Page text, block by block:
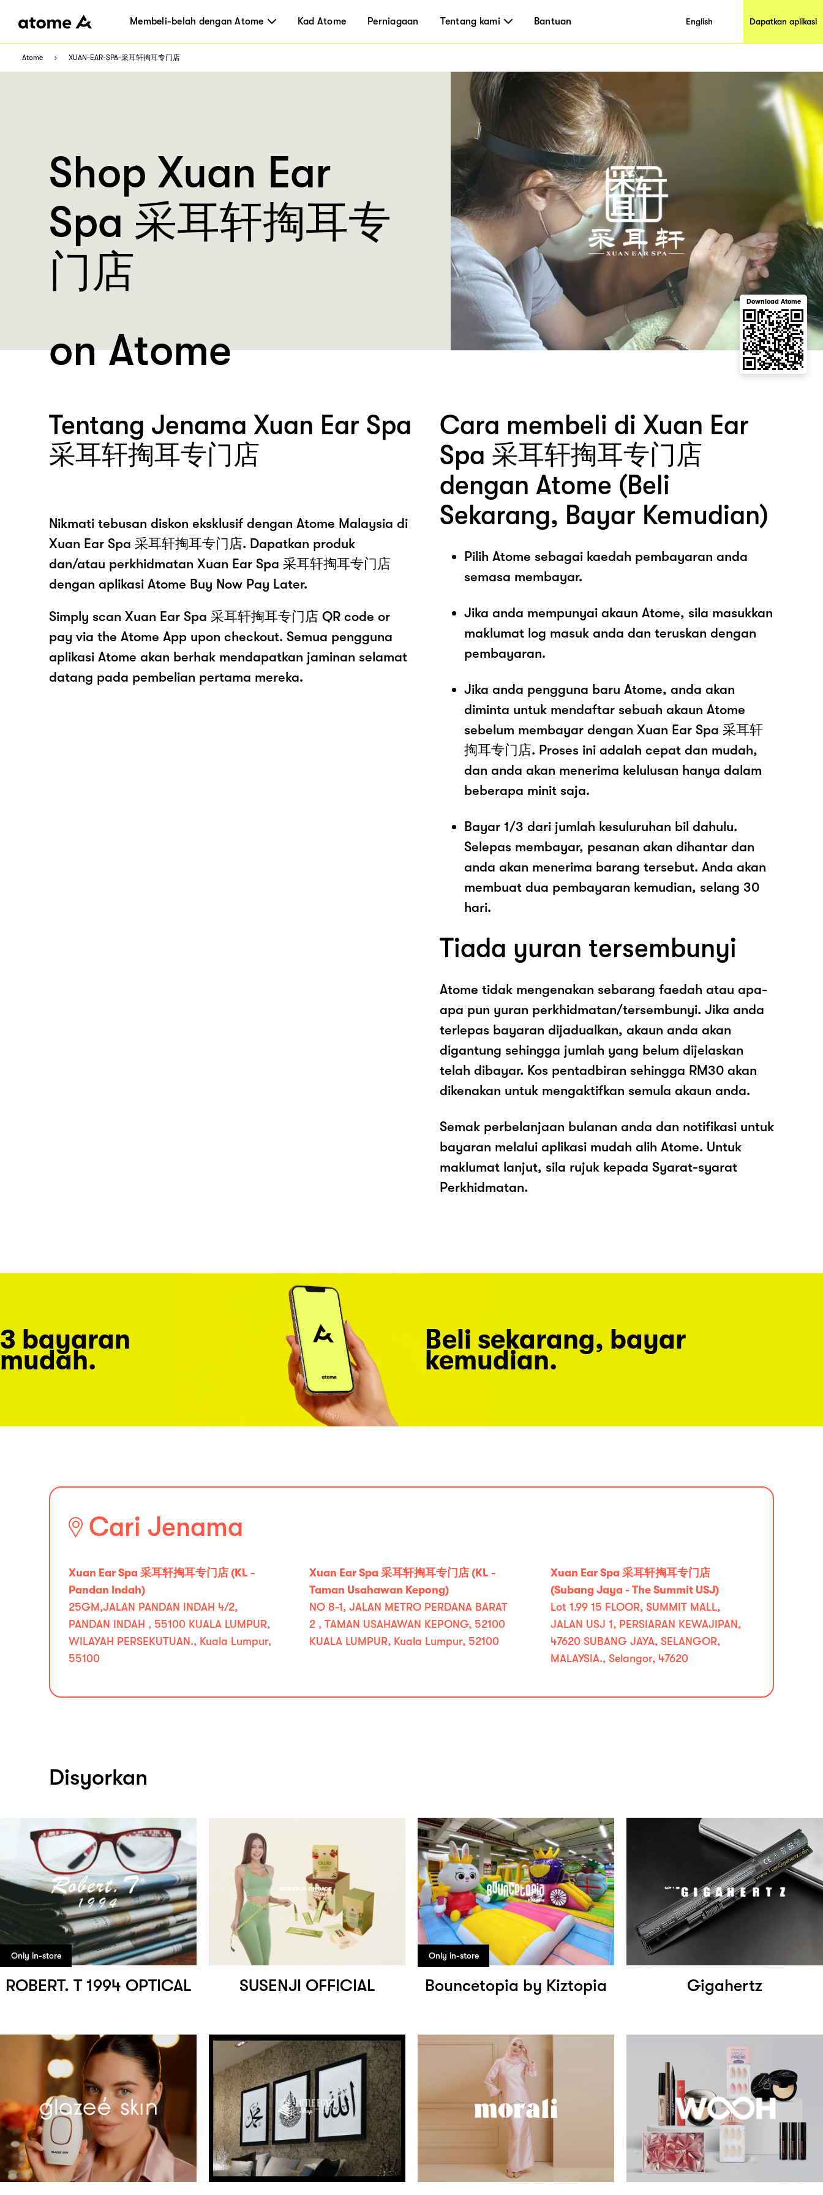
Membeli-belah dengan Atome Kad Atome Perniagaan Tentang kami Bantuan English Dapatkan aplikasi
Atome XUAN-EAR-SPA-采耳轩掏耳专门店
Shop Xuan Ear
Spa 采耳轩掏耳专
门店
on Atome
Download Atome
Tentang Jenama Xuan Ear Spa
采耳轩掏耳专门店
Nikmati tebusan diskon eksklusif dengan Atome Malaysia di
Xuan Ear Spa 采耳轩掏耳专门店. Dapatkan produk
dan/atau perkhidmatan Xuan Ear Spa 采耳轩掏耳专门店
dengan aplikasi Atome Buy Now Pay Later.
Simply scan Xuan Ear Spa 采耳轩掏耳专门店 QR code or
pay via the Atome App upon checkout. Semua pengguna
aplikasi Atome akan berhak mendapatkan jaminan selamat
datang pada pembelian pertama mereka.
Cara membeli di Xuan Ear
Spa 采耳轩掏耳专门店
dengan Atome (Beli
Sekarang, Bayar Kemudian)
Pilih Atome sebagai kaedah pembayaran anda
semasa membayar.
Jika anda mempunyai akaun Atome, sila masukkan
maklumat log masuk anda dan teruskan dengan
pembayaran.
Jika anda pengguna baru Atome, anda akan
diminta untuk mendaftar sebuah akaun Atome
sebelum membayar dengan Xuan Ear Spa 采耳轩
掏耳专门店. Proses ini adalah cepat dan mudah,
dan anda akan menerima kelulusan hanya dalam
beberapa minit saja.
Bayar 1/3 dari jumlah kesuluruhan bil dahulu.
Selepas membayar, pesanan akan dihantar dan
anda akan menerima barang tersebut. Anda akan
membuat dua pembayaran kemudian, selang 30
hari.
Tiada yuran tersembunyi
Atome tidak mengenakan sebarang faedah atau apa-
apa pun yuran perkhidmatan/tersembunyi. Jika anda
terlepas bayaran dijadualkan, akaun anda akan
digantung sehingga jumlah yang belum dijelaskan
telah dibayar. Kos pentadbiran sehingga RM30 akan
dikenakan untuk mengaktifkan semula akaun anda.
Semak perbelanjaan bulanan anda dan notifikasi untuk
bayaran melalui aplikasi mudah alih Atome. Untuk
maklumat lanjut, sila rujuk kepada Syarat-syarat
Perkhidmatan.
3 bayaran
mudah.
Beli sekarang, bayar
kemudian.
Cari Jenama
Xuan Ear Spa 采耳轩掏耳专门店 (KL -
Pandan Indah)
25GM,JALAN PANDAN INDAH 4/2,
PANDAN INDAH , 55100 KUALA LUMPUR,
WILAYAH PERSEKUTUAN., Kuala Lumpur,
55100
Xuan Ear Spa 采耳轩掏耳专门店 (KL -
Taman Usahawan Kepong)
NO 8-1, JALAN METRO PERDANA BARAT
2 , TAMAN USAHAWAN KEPONG, 52100
KUALA LUMPUR, Kuala Lumpur, 52100
Xuan Ear Spa 采耳轩掏耳专门店
(Subang Jaya - The Summit USJ)
Lot 1.99 15 FLOOR, SUMMIT MALL,
JALAN USJ 1, PERSIARAN KEWAJIPAN,
47620 SUBANG JAYA, SELANGOR,
MALAYSIA., Selangor, 47620
Disyorkan
Only in-store
ROBERT. T 1994 OPTICAL SUSENJI OFFICIAL
Only in-store
Bouncetopia by Kiztopia Gigahertz